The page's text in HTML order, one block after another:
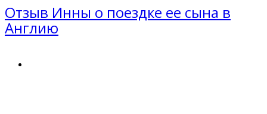
Отзыв Инны о поездке ее сына в
Англию